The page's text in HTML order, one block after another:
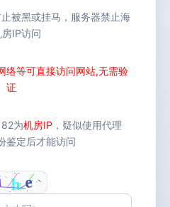
被黑或挂马，服务器禁止海
IP访问
络等可直接访问网站,无需验
证
为机房IP ，疑似使用代理
鉴定后才能访问